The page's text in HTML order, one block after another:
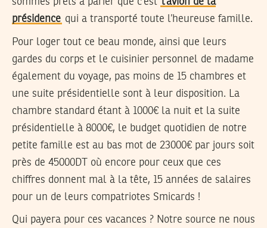
présidence qui a transporté toute l’heureuse famille.
Pour loger tout ce beau monde, ainsi que leurs
gardes du corps et le cuisinier personnel de madame
également du voyage, pas moins de 15 chambres et
une suite présidentielle sont à leur disposition. La
chambre standard étant à 1000€ la nuit et la suite
présidentielle à 8000€, le budget quotidien de notre
petite famille est au bas mot de 23000€ par jours soit
près de 45000DT où encore pour ceux que ces
chiffres donnent mal à la tête, 15 années de salaires
pour un de leurs compatriotes Smicards !
Qui payera pour ces vacances ? Notre source ne nous